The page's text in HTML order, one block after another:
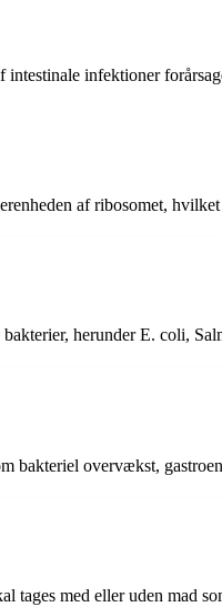
infektioner
af ribosomet,
herunder E. coli,
overvækst,
tages med eller uden mad